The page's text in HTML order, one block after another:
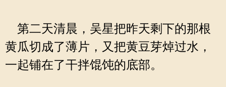
第二天清晨，吴星把昨天剩下的那根
黄瓜切成了薄片，又把黄豆芽焯过水，
一起铺在了干拌馄饨的底部。